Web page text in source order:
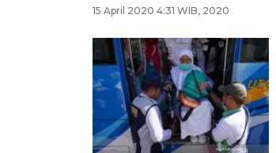
15 April 2020 4:31 WIB, 2020